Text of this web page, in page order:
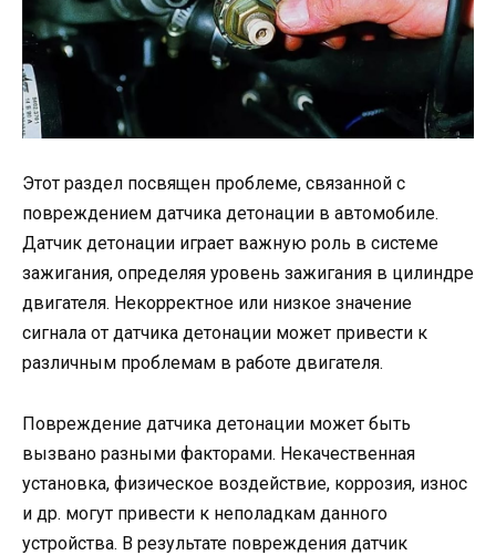
Этот раздел посвящен проблеме, связанной с
повреждением датчика детонации в автомобиле.
Датчик детонации играет важную роль в системе
зажигания, определяя уровень зажигания в цилиндре
двигателя. Некорректное или низкое значение
сигнала от датчика детонации может привести к
различным проблемам в работе двигателя.
Повреждение датчика детонации может быть
вызвано разными факторами. Некачественная
установка, физическое воздействие, коррозия, износ
и др. могут привести к неполадкам данного
устройства. В результате повреждения датчик